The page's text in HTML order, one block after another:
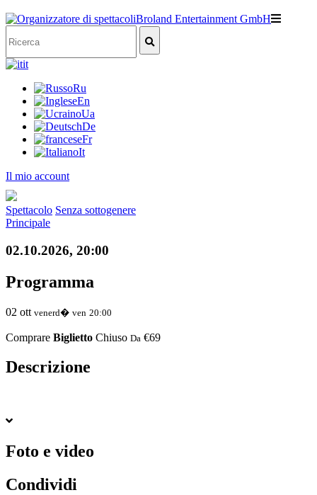
it
Ru
En
Ua
De
Fr
It
Il mio account
Spettacolo Senza sottogenere
Principale
02.10.2026, 20:00
Programma
02 ott venerd� ven 20:00
Comprare Biglietto Chiuso Da €69
Descrizione
Foto e video
Condividi